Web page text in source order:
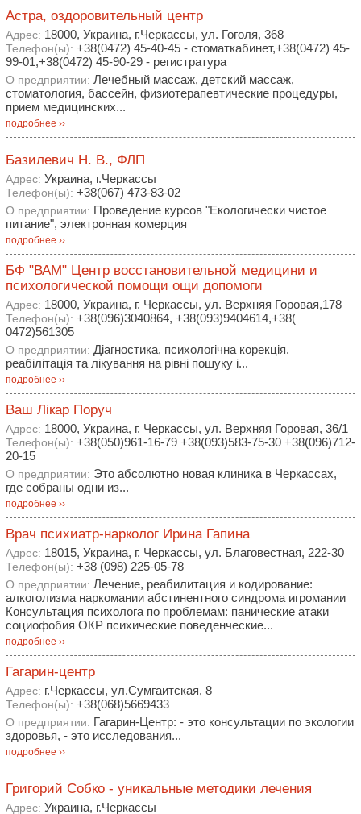
Астра, оздоровительный центр
Адрес: 18000, Украина, г.Черкассы, ул. Гоголя, 368
Телефон(ы): +38(0472) 45-40-45 - стоматкабинет,+38(0472) 45-
99-01,+38(0472) 45-90-29 - регистратура
О предприятии: Лечебный массаж, детский массаж,
стоматология, бассейн, физиотерапевтические процедуры,
прием медицинских...
подробнее ››
Базилевич Н. В., ФЛП
Адрес: Украина, г.Черкассы
Телефон(ы): +38(067) 473-83-02
О предприятии: Проведение курсов "Екологически чистое
питание", электронная комерция
подробнее ››
БФ "ВАМ" Центр восстановительной медицини и
психологической помощи ощи допомоги
Адрес: 18000, Украина, г. Черкассы, ул. Верхняя Горовая,178
Телефон(ы): +38(096)3040864, +38(093)9404614,+38(
0472)561305
О предприятии: Діагностика, психологічна корекція.
реабілітація та лікування на рівні пошуку і...
подробнее ››
Ваш Лікар Поруч
Адрес: 18000, Украина, г. Черкассы, ул. Верхняя Горовая, 36/1
Телефон(ы): +38(050)961-16-79 +38(093)583-75-30 +38(096)712-
20-15
О предприятии: Это абсолютно новая клиника в Черкассах,
где собраны одни из...
подробнее ››
Врач психиатр-нарколог Ирина Гапина
Адрес: 18015, Украина, г. Черкассы, ул. Благовестная, 222-30
Телефон(ы): +38 (098) 225-05-78
О предприятии: Лечение, реабилитация и кодирование:
алкоголизма наркомании абстинентного синдрома игромании
Консультация психолога по проблемам: панические атаки
социофобия ОКР психические поведенческие...
подробнее ››
Гагарин-центр
Адрес: г.Черкассы, ул.Сумгаитская, 8
Телефон(ы): +38(068)5669433
О предприятии: Гагарин-Центр: - это консультации по экологии
здоровья, - это исследования...
подробнее ››
Григорий Собко - уникальные методики лечения
Адрес: Украина, г.Черкассы